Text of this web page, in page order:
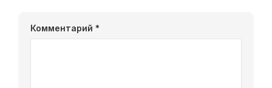
Комментарий *